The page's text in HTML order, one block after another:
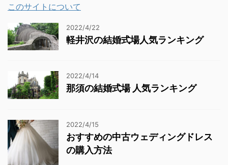
このサイトについて
2022/4/22
軽井沢の結婚式場人気ランキング
2022/4/14
那須の結婚式場 人気ランキング
2022/4/15
おすすめの中古ウェディングドレス
の購入方法